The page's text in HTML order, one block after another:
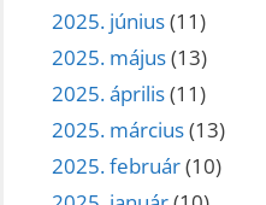
2025. június(11)
2025. május(13)
2025. április(11)
2025. március(13)
2025. február(10)